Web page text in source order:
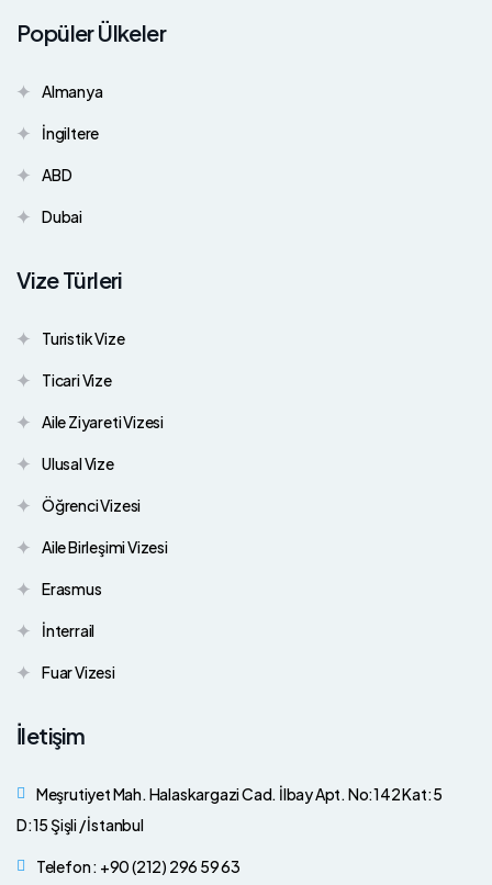
Popüler Ülkeler
Almanya
İngiltere
ABD
Dubai
Vize Türleri
Turistik Vize
Ticari Vize
Aile Ziyareti Vizesi
Ulusal Vize
Öğrenci Vizesi
Aile Birleşimi Vizesi
Erasmus
İnterrail
Fuar Vizesi
İletişim
Meşrutiyet Mah. Halaskargazi Cad. İlbay Apt. No:142 Kat:5
D:15 Şişli / İstanbul
Telefon : +90 (212) 296 59 63